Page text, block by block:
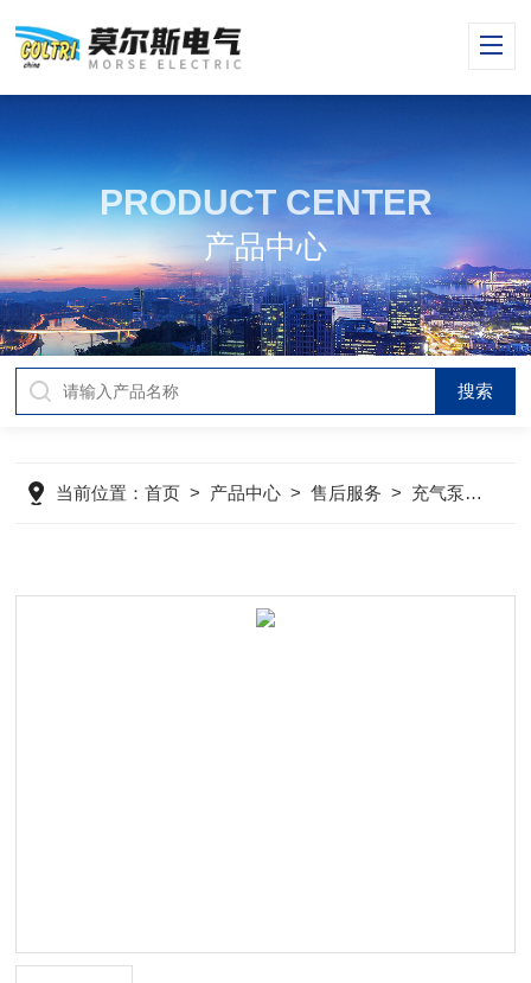
PRODUCT CENTER
产品中心
当前位置：首页 > 产品中心 >售后服务 > 充气泵保养